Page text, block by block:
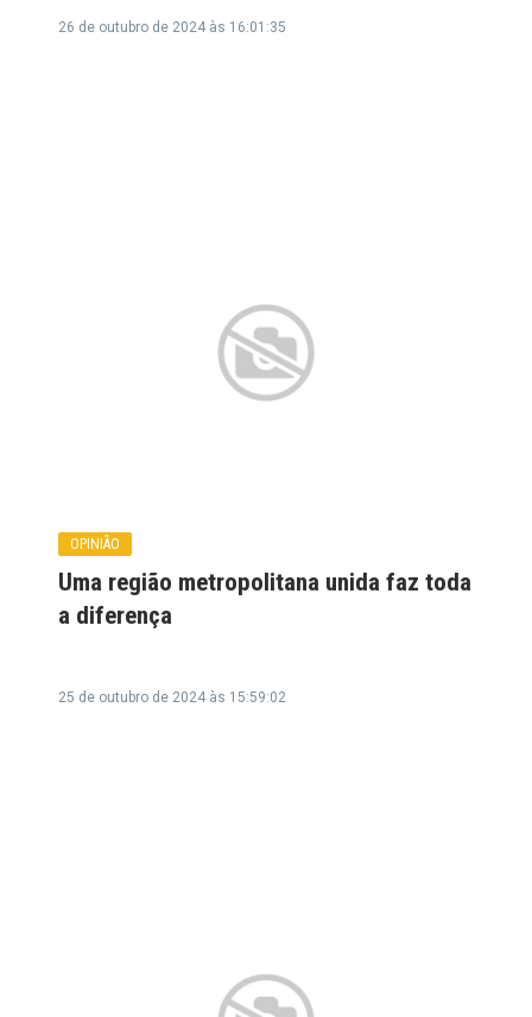
26 de outubro de 2024 às 16:01:35
OPINIÃO
Uma região metropolitana unida faz toda
a diferença
25 de outubro de 2024 às 15:59:02